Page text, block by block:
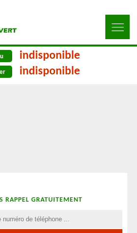
indisponible
indisponible
RAPPEL GRATUITEMENT